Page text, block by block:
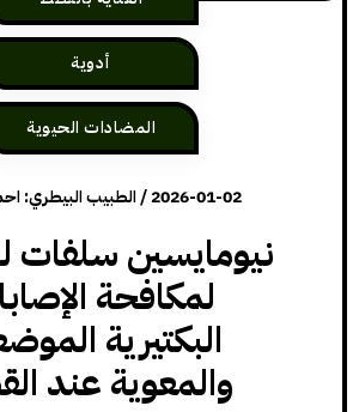
أدوية
المضادات الحيوية
2026-01-02
/الطبيب البيطري:
نيومايسين سلفات
لمكافحة
البكتيرية
والمعوية عند